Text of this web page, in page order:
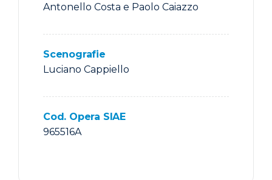
Antonello Costa e Paolo Caiazzo
Scenografie
Luciano Cappiello
Cod. Opera SIAE
965516A